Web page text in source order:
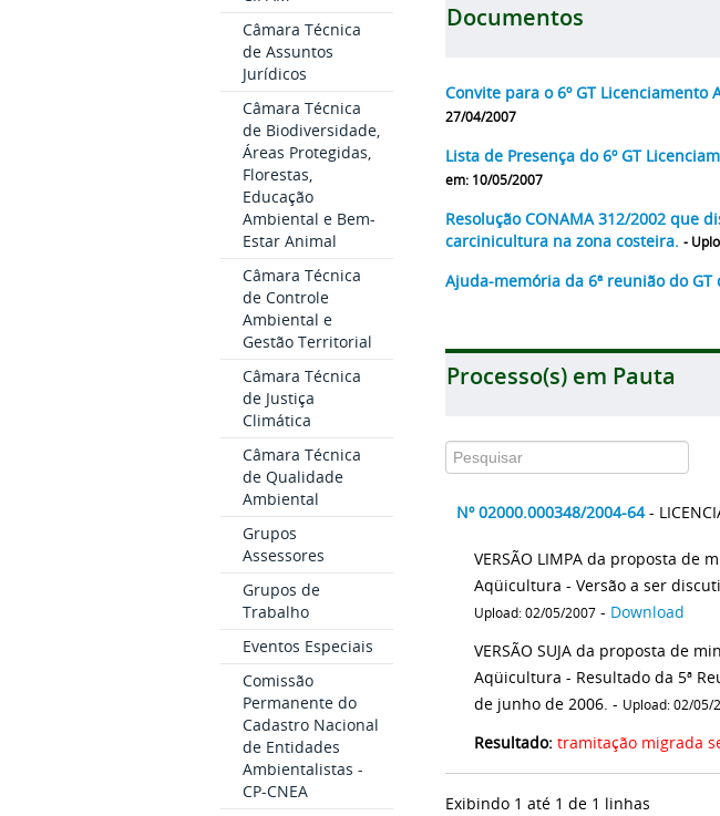
Câmara Técnica
de Assuntos
Jurídicos
Câmara Técnica
de Biodiversidade,
Áreas Protegidas,
Florestas,
Educação
Ambiental e Bem-
Estar Animal
Câmara Técnica
de Controle
Ambiental e
Gestão Territorial
Câmara Técnica
de Justiça
Climática
Câmara Técnica
de Qualidade
Ambiental
Grupos
Assessores
Grupos de
Trabalho
Eventos Especiais
Comissão
Permanente do
Cadastro Nacional
de Entidades
Ambientalistas -
CP-CNEA
Documentos
Convite para o 6º GT
27/04/2007
Lista de Presença do 6º GT
em: 10/05/2007
Resolução CONAMA 312/2002 que
carcinicultura na zona costeira. -
Ajuda-memória da 6ª reunião do
Processo(s) em Pauta
Nº 02000.000348/2004-64 -
VERSÃO LIMPA da proposta de
Aqüicultura - Versão a ser
Upload: 02/05/2007 - Download
VERSÃO SUJA da proposta de
Aqüicultura - Resultado da 5ª
de junho de 2006. - Upload: 02/05/
Resultado: tramitação migrada
Exibindo 1 até 1 de 1 linhas